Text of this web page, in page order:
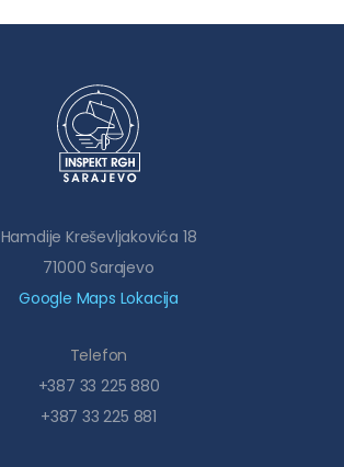
Hamdije Kreševljakovića 18
71000 Sarajevo
Google Maps Lokacija
Telefon
+387 33 225 880
+387 33 225 881